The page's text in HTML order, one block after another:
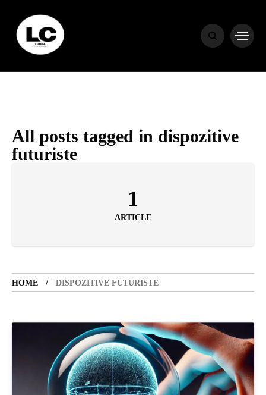
All posts tagged in dispozitive
futuriste
1
ARTICLE
HOME DISPOZITIVE FUTURISTE
HOME
HOROSCOP
ENGLISH
CONTENT
SANATATE
SI
INGRIJIRE